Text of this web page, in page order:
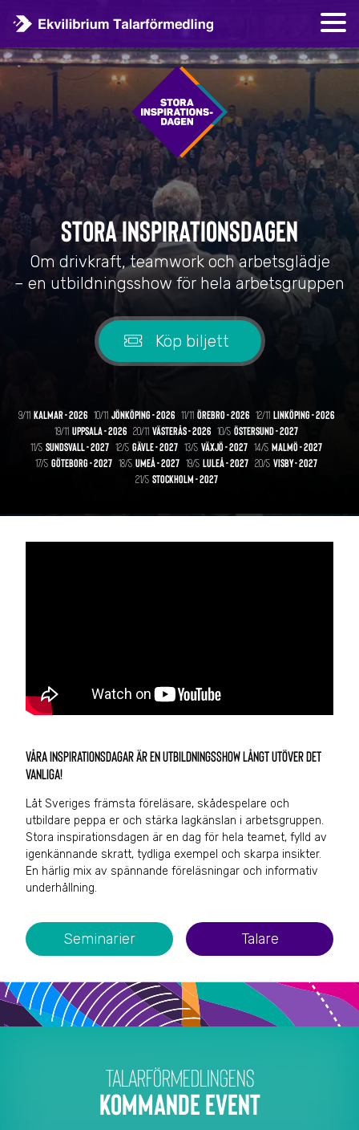
Stora inspirationsdagen
Om drivkraft, teamwork och arbetsglädje
– en utbildningsshow för hela arbetsgruppen
Köp biljett
9/11 KALMAR - 2026 10/11 JÖNKÖPING - 2026 11/11 ÖREBRO - 2026 12/11 LINKÖPING - 2026
19/11 UPPSALA - 2026 20/11 VÄSTERÅS - 2026 10/5 ÖSTERSUND - 2027
11/5 SUNDSVALL - 2027 12/5 GÄVLE - 2027 13/5 VÄXJÖ - 2027 14/5 MALMÖ - 2027
17/5 GÖTEBORG - 2027 18/5 UMEÅ - 2027 19/5 LULEÅ - 2027 20/5 VISBY - 2027
21/5 STOCKHOLM - 2027
Våra inspirationsdagar är en utbildningsshow långt utöver det
vanliga!
Låt Sveriges främsta föreläsare, skådespelare och
utbildare peppa er och stärka lagkänslan i arbetsgruppen.
Stora inspirationsdagen är en dag för hela teamet, fylld av
igenkännande skratt, tydliga exempel och skarpa insikter.
En härlig mix av spännande föreläsningar och informativ
underhållning.
Seminarier Talare
TALARFÖRMEDLINGENS
KOMMANDE EVENT